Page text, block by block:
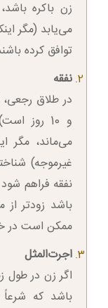
زن باکره
می‌یابد (مگر
توافق کرده
نفقه
و 10
می‌ماند، مگر
غیرموجه)
نفقه فراهم
باشد زودتر
ممکن است در
اجرت‌المثل
اگر زن در طول
باشد که